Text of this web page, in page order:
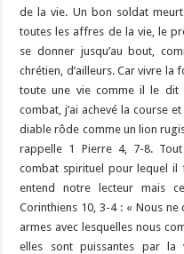
de la vie. Un bon soldat
toutes les affres de la vie, le
se donner jusqu’au bout,
chrétien, d’ailleurs. Car vivre la
toute une vie comme il le dit
combat, j’ai achevé la course
diable rôde comme un lion
rappelle 1 Pierre 4, 7-8.
combat spirituel pour lequel il
entend notre lecteur mais
Corinthiens 10, 3-4 : « Nous
armes avec lesquelles nous
elles sont puissantes par